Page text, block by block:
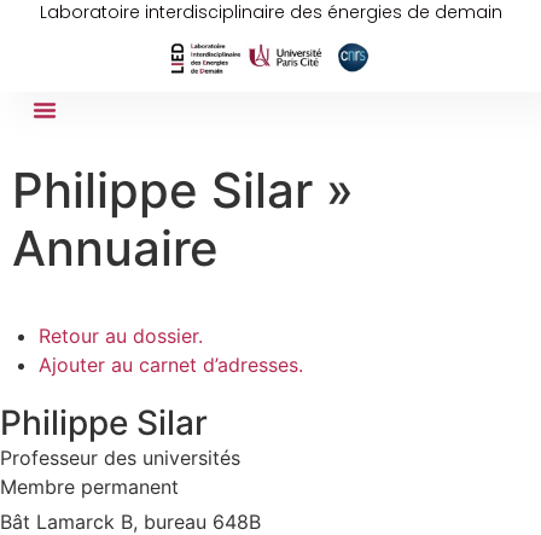
Laboratoire interdisciplinaire des énergies de demain
Philippe Silar »
Annuaire
Retour au dossier.
Ajouter au carnet d’adresses.
Philippe Silar
Professeur des universités
Membre permanent
Bât Lamarck B, bureau 648B